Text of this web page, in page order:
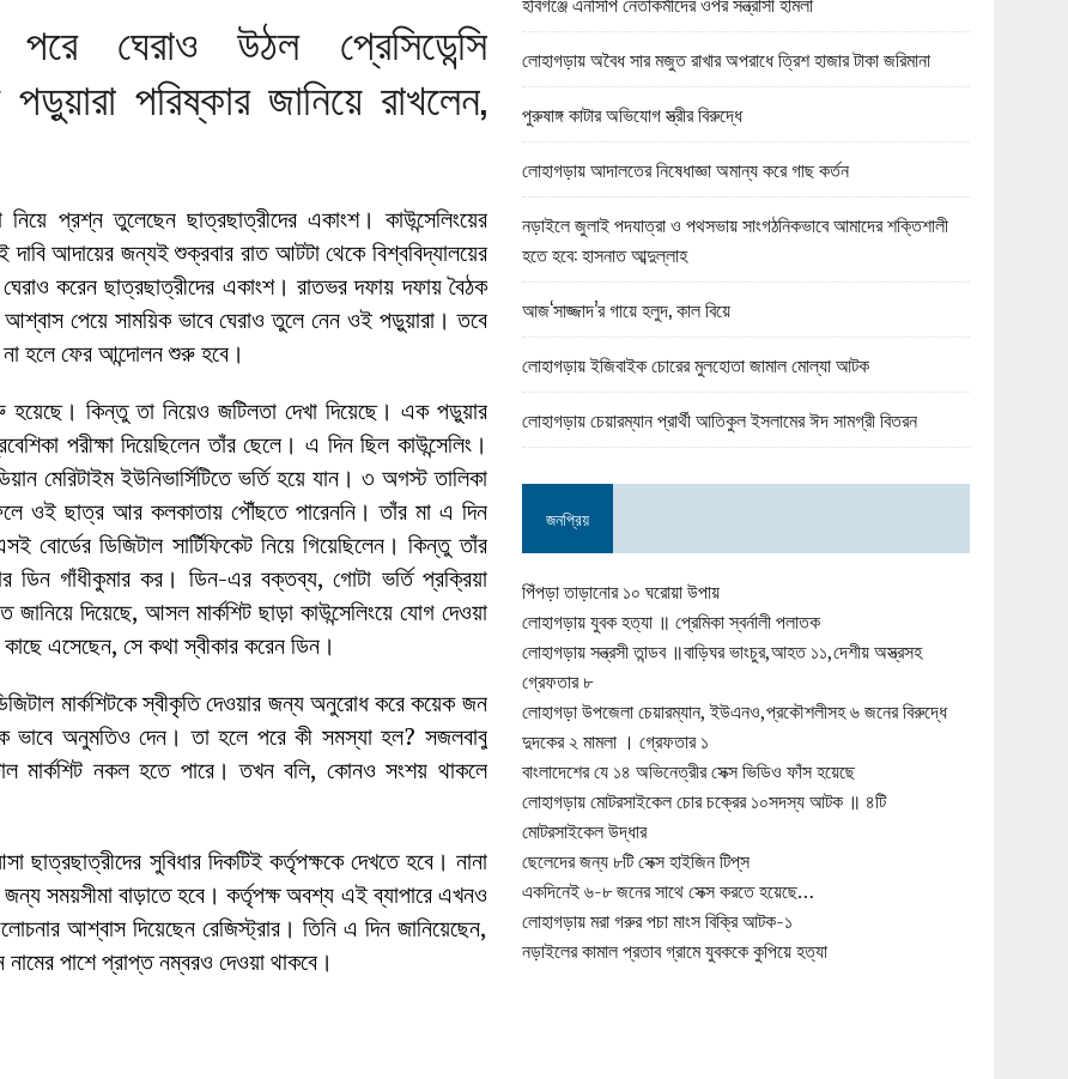
ঈদ সামগ্রী বিতরন
অফিসে ভয়াবহ দুর্নীতি
ঘেরাও উঠল প্রেসিডেন্সি
পরিষ্কার জানিয়ে রাখলেন,
প্রশ্ন তুলেছেন ছাত্রছাত্রীদের একাংশ। কাউন্সেলিংয়ের
আদায়ের জন্যই শুক্রবার রাত আটটা থেকে বিশ্ববিদ্যালয়ের
করেন ছাত্রছাত্রীদের একাংশ। রাতভর দফায় দফায় বৈঠক
আশ্বাস পেয়ে সাময়িক ভাবে ঘেরাও তুলে নেন ওই পড়ুয়ারা। তবে
না হলে ফের আন্দোলন শুরু হবে।
হয়েছে। কিন্তু তা নিয়েও জটিলতা দেখা দিয়েছে। এক পড়ুয়ার
পরীক্ষা দিয়েছিলেন তাঁর ছেলে। এ দিন ছিল কাউন্সেলিং।
মেরিটাইম ইউনিভার্সিটিতে ভর্তি হয়ে যান। ৩ অগস্ট তালিকা
ওই ছাত্র আর কলকাতায় পৌঁছতে পারেননি। তাঁর মা এ দিন
বোর্ডের ডিজিটাল সার্টিফিকেট নিয়ে গিয়েছিলেন। কিন্তু তাঁর
ডিন গাঁধীকুমার কর। ডিন-এর বক্তব্য, গোটা ভর্তি প্রক্রিয়া
জানিয়ে দিয়েছে, আসল মার্কশিট ছাড়া কাউন্সেলিংয়ে যোগ দেওয়া
এসেছেন, সে কথা স্বীকার করেন ডিন।
মার্কশিটকে স্বীকৃতি দেওয়ার জন্য অনুরোধ করে কয়েক জন
ভাবে অনুমতিও দেন। তা হলে পরে কী সমস্যা হল? সজলবাবু
মার্কশিট নকল হতে পারে। তখন বলি, কোনও সংশয় থাকলে
ছাত্রছাত্রীদের সুবিধার দিকটিই কর্তৃপক্ষকে দেখতে হবে। নানা
জন্য সময়সীমা বাড়াতে হবে। কর্তৃপক্ষ অবশ্য এই ব্যাপারে এখনও
আশ্বাস দিয়েছেন রেজিস্ট্রার। তিনি এ দিন জানিয়েছেন,
নামের পাশে প্রাপ্ত নম্বরও দেওয়া থাকবে।
লোহাগড়ায় অবৈধ সার মজুত রাখার অপরাধে ত্রিশ হাজার টাকা জরিমানা
পুরুষাঙ্গ কাটার অভিযোগ স্ত্রীর বিরুদ্ধে
লোহাগড়ায় আদালতের নিষেধাজ্ঞা অমান্য করে গাছ কর্তন
নড়াইলে জুলাই পদযাত্রা ও পথসভায় সাংগঠনিকভাবে আমাদের শক্তিশালী
হতে হবে: হাসনাত আব্দুল্লাহ
আজ‘সাজ্জাদ’র গায়ে হলুদ, কাল বিয়ে
লোহাগড়ায় ইজিবাইক চোরের মুলহোতা জামাল মোল্যা আটক
লোহাগড়ায় চেয়ারম্যান প্রার্থী আতিকুল ইসলামের ঈদ সামগ্রী বিতরন
জনপ্রিয়
পিঁপড়া তাড়ানোর ১০ ঘরোয়া উপায়
লোহাগড়ায় যুবক হত্যা ॥ প্রেমিকা স্বর্নালী পলাতক
লোহাগড়ায় সন্ত্রসী তান্ডব ॥বাড়িঘর ভাংচুর,আহত ১১,দেশীয় অস্ত্রসহ
গ্রেফতার ৮
লোহাগড়া উপজেলা চেয়ারম্যান, ইউএনও,প্রকৌশলীসহ ৬ জনের বিরুদ্ধে
দুদকের ২ মামলা । গ্রেফতার ১
বাংলাদেশের যে ১৪ অভিনেত্রীর সেক্স ভিডিও ফাঁস হয়েছে
লোহাগড়ায় মোটরসাইকেল চোর চক্রের ১০সদস্য আটক ॥ ৪টি
মোটরসাইকেল উদ্ধার
ছেলেদের জন্য ৮টি সেক্স হাইজিন টিপ্‌স
একদিনেই ৬-৮ জনের সাথে সেক্স করতে হয়েছে…
লোহাগড়ায় মরা গরুর পচা মাংস বিক্রি আটক-১
নড়াইলের কামাল প্রতাব গ্রামে যুবককে কুপিয়ে হত্যা